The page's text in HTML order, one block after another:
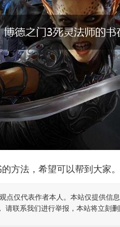
方法，希望可以帮到大家。
仅代表作者本人。本站仅提供信
联系我们进行举报，本站将立刻删